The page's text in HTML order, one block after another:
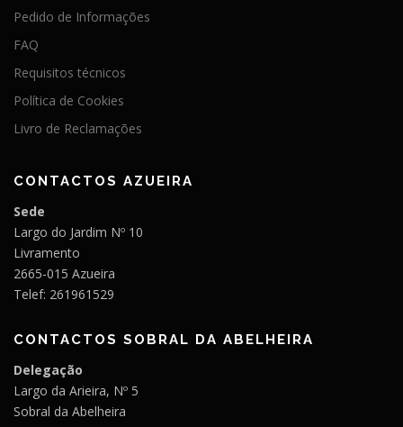
Pedido de Informações
FAQ
Requisitos técnicos
Política de Cookies
Livro de Reclamações
CONTACTOS AZUEIRA
Sede
Largo do Jardim Nº 10
Livramento
2665-015 Azueira
Telef: 261961529
CONTACTOS SOBRAL DA ABELHEIRA
Delegação
Largo da Arieira, Nº 5
Sobral da Abelheira